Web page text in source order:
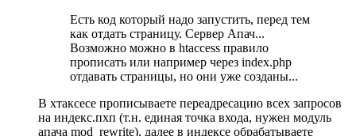
Есть код который надо запустить, перед тем
как отдать страницу. Сервер Апач...
Возможно можно в htaccess правило
прописать или например через index.php
отдавать страницы, но они уже созданы...
В хтаксесе прописываете переадресацию всех запросов
на индекс.пхп (т.н. единая точка входа, нужен модуль
апача mod_rewrite), далее в индексе обрабатываете